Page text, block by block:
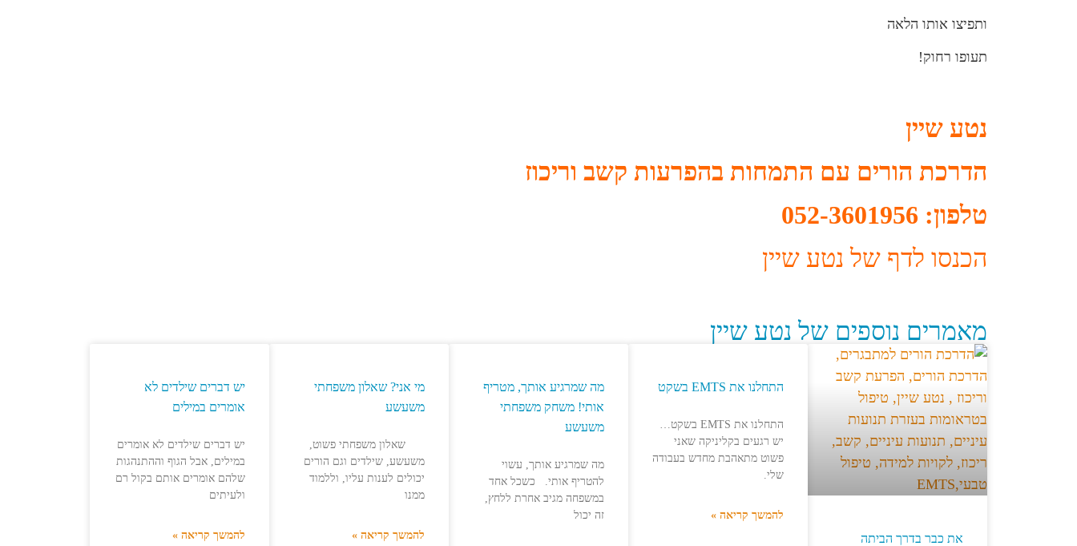
ותפיצו אותו הלאה
תעופו רחוק!
נטע שיין
הדרכת הורים עם התמחות בהפרעות קשב וריכוז
טלפון: 052-3601956
הכנסו לדף של נטע שיין
מאמרים נוספים של נטע שיין
את כבר בדרך הביתה
התחלנו את EMTS בשקט
התחלנו את EMTS בשקט…
יש רגעים בקליניקה שאני
פשוט מתאהבת מחדש בעבודה
שלי.
להמשך קריאה »
מה שמרגיע אותך, מטריף
אותי! משחק משפחתי
משעשע
מה שמרגיע אותך, עשוי
להטריף אותי. כשכל אחד
במשפחה מגיב אחרת ללחץ,
זה יכול
מי אני? שאלון משפחתי
משעשע
שאלון משפחתי פשוט,
משעשע, שילדים וגם הורים
יכולים לענות עליו, וללמוד
ממנו
להמשך קריאה »
יש דברים שילדים לא
אומרים במילים
יש דברים שילדים לא אומרים
במילים, אבל הגוף וההתנהגות
שלהם אומרים אותם בקול רם
ולעיתים
להמשך קריאה »